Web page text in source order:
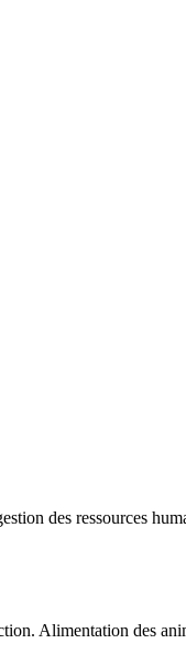
des ressources
Alimentation des